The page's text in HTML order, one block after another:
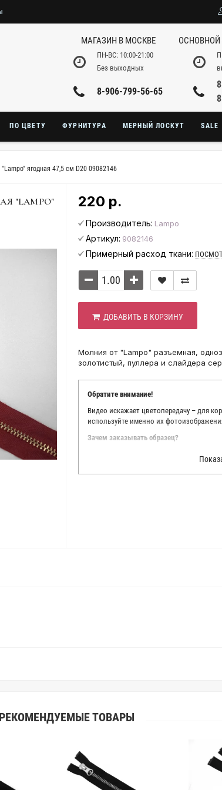
МАГАЗИН В МОСКВЕ
ПН-ВС: 10:00-21:00
Без выходных
8-906-799-56-65
ПО ЦВЕТУ ФУРНИТУРА МЕРНЫЙ ЛОСКУТ SALE
ягодная 47,5 см D20 09082146
"LAMPO"
220 р.
Производитель: Lampo
Артикул: 9082146
Примерный расход ткани:
ДОБАВИТЬ В КОРЗИНУ
Молния от "Lampo" разъемная,
золотистый, пуллера и слайдера
Обратите внимание!
Видео искажает цветопередачу – для
используйте именно их
Зачем заказывать образец?
Мы делаем все возможное, чтобы точно
Мы осматриваем и фотографируем
находить только правильные
РЕКОМЕНДУЕМЫЕ ТОВАРЫ